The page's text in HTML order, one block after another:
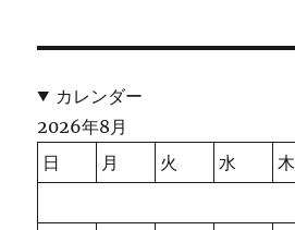
カレンダー
2026年8月
日
月 火 水 木